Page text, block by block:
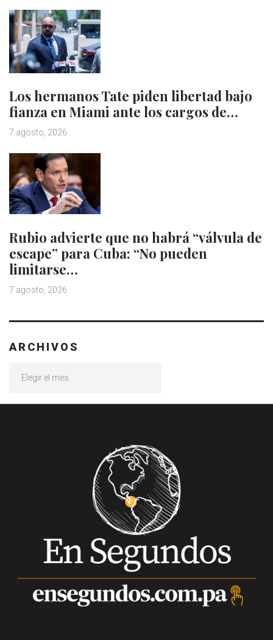
Los hermanos Tate piden libertad bajo
fianza en Miami ante los cargos de…
7 agosto, 2026
Rubio advierte que no habrá “válvula de
escape” para Cuba: “No pueden
limitarse…
7 agosto, 2026
ARCHIVOS